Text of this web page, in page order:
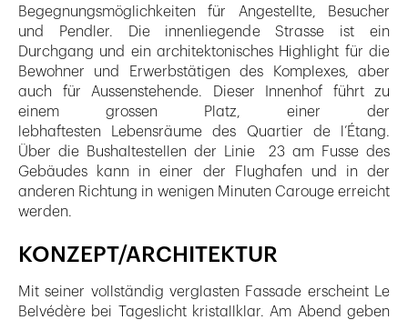
Begegnungsmöglichkeiten für Angestellte, Besucher
und Pendler. Die innenliegende Strasse ist ein
Durchgang und ein architektonisches Highlight für die
Bewohner und Erwerbstätigen des Komplexes, aber
auch für Aussenstehende. Dieser Innenhof führt zu
einem grossen Platz, einer der
lebhaftesten Lebensräume des Quartier de l’Étang.
Über die Bushaltestellen der Linie 23 am Fusse des
Gebäudes kann in einer der Flughafen und in der
anderen Richtung in wenigen Minuten Carouge erreicht
werden.
KONZEPT/ARCHITEKTUR
Mit seiner vollständig verglasten Fassade erscheint Le
Belvédère bei Tageslicht kristallklar. Am Abend geben